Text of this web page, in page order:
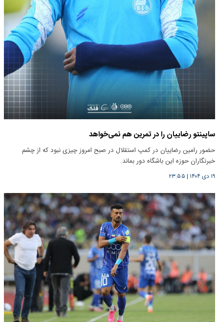
ساپینتو رضاییان را در تمرین هم نمی‌خواهد
حضور رامین رضاییان در کمپ استقلال در صبح امروز چیزی نبود که از چشم
خبرنگاران حوزه این باشگاه دور بماند.
۱۹ دی ۱۴۰۴ | ۲۳:۵۵